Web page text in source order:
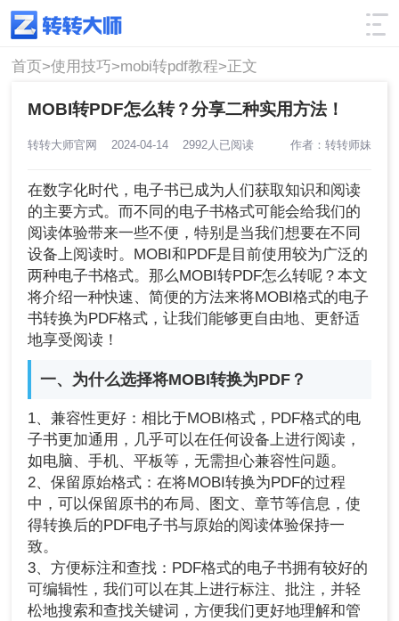
使用技巧 筛选
首页>使用技巧>mobi转pdf教程>正文
MOBI转PDF怎么转？分享二种实用方法！
转转大师官网 2024-04-14 2992人已阅读 作者：转转师妹
在数字化时代，电子书已成为人们获取知识和阅读
的主要方式。而不同的电子书格式可能会给我们的
阅读体验带来一些不便，特别是当我们想要在不同
设备上阅读时。MOBI和PDF是目前使用较为广泛的
两种电子书格式。那么MOBI转PDF怎么转呢？本文
将介绍一种快速、简便的方法来将MOBI格式的电子
书转换为PDF格式，让我们能够更自由地、更舒适
地享受阅读！
一、为什么选择将MOBI转换为PDF？
1、兼容性更好：相比于MOBI格式，PDF格式的电
子书更加通用，几乎可以在任何设备上进行阅读，
如电脑、手机、平板等，无需担心兼容性问题。
2、保留原始格式：在将MOBI转换为PDF的过程
中，可以保留原书的布局、图文、章节等信息，使
得转换后的PDF电子书与原始的阅读体验保持一
致。
3、方便标注和查找：PDF格式的电子书拥有较好的
可编辑性，我们可以在其上进行标注、批注，并轻
松地搜索和查找关键词，方便我们更好地理解和管